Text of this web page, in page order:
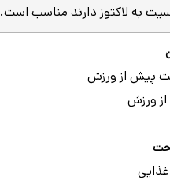
به لاکتوز دارند مناسب است.